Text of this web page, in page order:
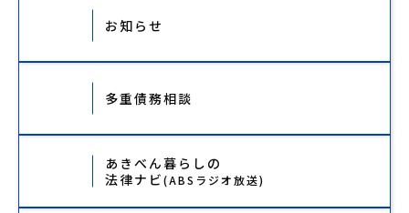
お知らせ
多重債務相談
あきべん暮らしの
法律ナビ(ABSラジオ放送)